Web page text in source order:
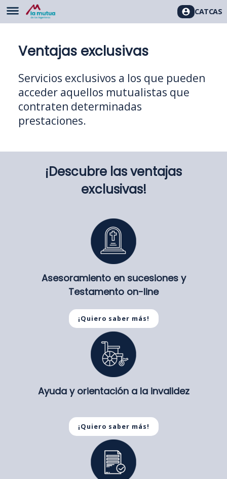
CATCAS
Ventajas exclusivas
Servicios exclusivos a los que pueden
acceder aquellos mutualistas que
contraten determinadas
prestaciones.
¡Descubre las ventajas
exclusivas!
Asesoramiento en sucesiones y
Testamento on-line
¡Quiero saber más!
Ayuda y orientación a la invalidez
¡Quiero saber más!